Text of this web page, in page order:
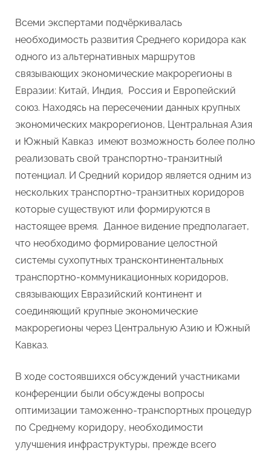
Всеми экспертами подчёркивалась
необходимость развития Среднего коридора как
одного из альтернативных маршрутов
связывающих экономические макрорегионы в
Евразии: Китай, Индия, Россия и Европейский
союз. Находясь на пересечении данных крупных
экономических макрорегионов, Центральная Азия
и Южный Кавказ имеют возможность более полно
реализовать свой транспортно-транзитный
потенциал. И Средний коридор является одним из
нескольких транспортно-транзитных коридоров
которые существуют или формируются в
настоящее время. Данное видение предполагает,
что необходимо формирование целостной
системы сухопутных трансконтинентальных
транспортно-коммуникационных коридоров,
связывающих Евразийский континент и
соединяющий крупные экономические
макрорегионы через Центральную Азию и Южный
Кавказ.
В ходе состоявшихся обсуждений участниками
конференции были обсуждены вопросы
оптимизации таможенно-транспортных процедур
по Среднему коридору, необходимости
улучшения инфраструктуры, прежде всего